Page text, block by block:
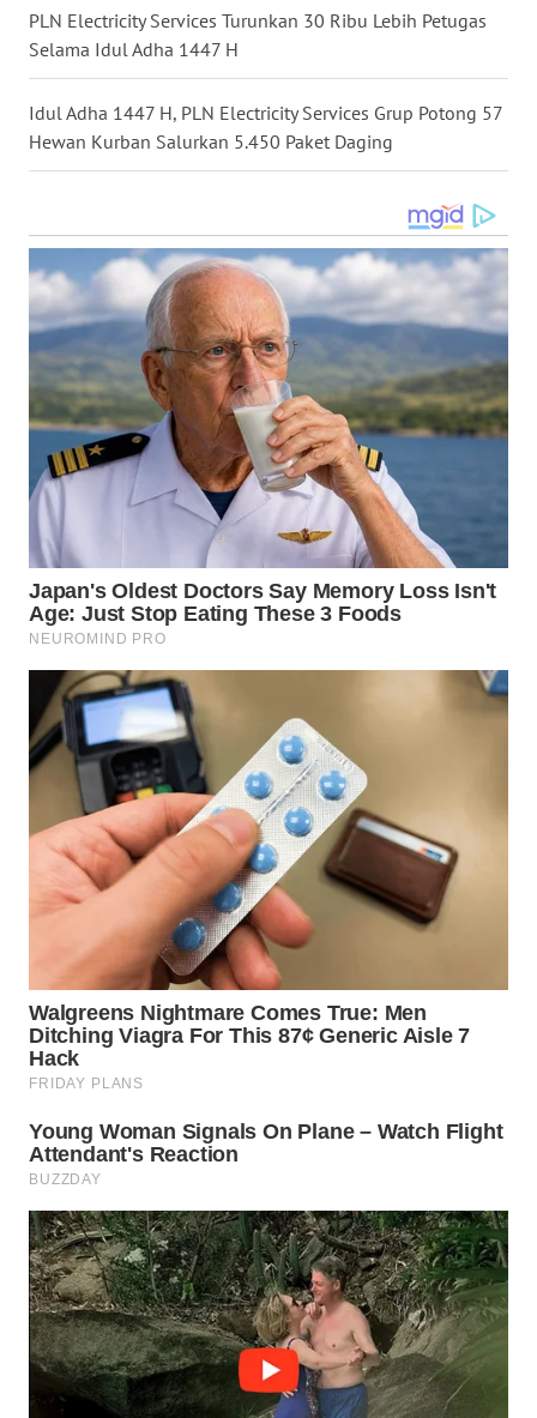
PLN Electricity Services Turunkan 30 Ribu Lebih Petugas
Selama Idul Adha 1447 H
Idul Adha 1447 H, PLN Electricity Services Grup Potong 57
Hewan Kurban Salurkan 5.450 Paket Daging
WN
WN
MANDALIKA
WN
LIKUPANG
WN
LABUANBAJO
BORNEO
Wahana
Media
Group
WAHANA
NEWS
WAHANA
TANI
WAHANA
ADVOKAT
WAHANA
INFRASTRUKTUR
WAHANA
KONSUMEN
WAHANA
LISTRIK
WAHANA
TRAVEL
WAHANA
TV
WAHANANEWS